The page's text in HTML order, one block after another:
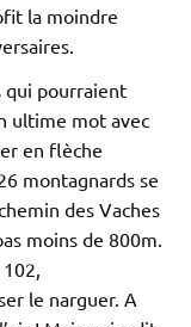
la moindre
qui pourraient
ultime mot avec
en flèche
montagnards se
des Vaches
moins de 800m.
le narguer. A